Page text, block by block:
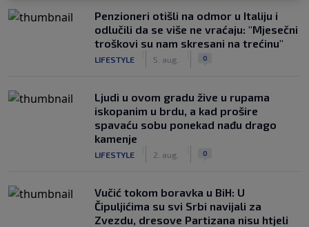
Penzioneri otišli na odmor u Italiju i
odlučili da se više ne vraćaju: "Mjesečni
troškovi su nam skresani na trećinu"
LIFESTYLE 5. aug. 0
Ljudi u ovom gradu žive u rupama
iskopanim u brdu, a kad prošire
spavaću sobu ponekad nađu drago
kamenje
LIFESTYLE 2. aug. 0
Vučić tokom boravka u BiH: U
Čipuljićima su svi Srbi navijali za
Zvezdu, dresove Partizana nisu htjeli